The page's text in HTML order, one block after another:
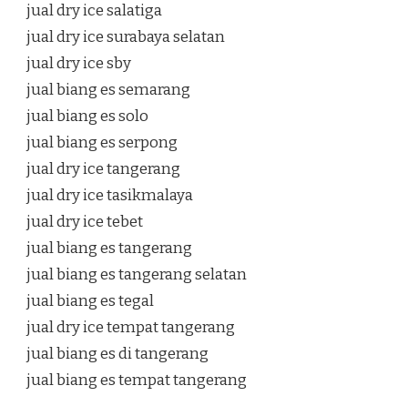
jual dry ice salatiga
jual dry ice surabaya selatan
jual dry ice sby
jual biang es semarang
jual biang es solo
jual biang es serpong
jual dry ice tangerang
jual dry ice tasikmalaya
jual dry ice tebet
jual biang es tangerang
jual biang es tangerang selatan
jual biang es tegal
jual dry ice tempat tangerang
jual biang es di tangerang
jual biang es tempat tangerang